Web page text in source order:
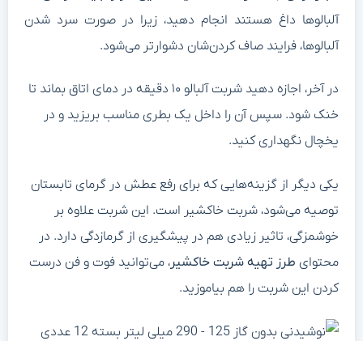
آلبالوها داغ هستند انجام دهید، زیرا در صورت سرد شدن
آلبالوها، فرایند صاف کردن‌شان دشوارتر می‌شود.
در آخر، اجازه دهید شربت آلبالو ۱۰ دقیقه در دمای اتاق بماند تا
خنک شود. سپس آن را داخل یک بطری مناسب بریزید و در
یخچال نگهداری کنید.
یکی دیگر از گزینه‌هایی که برای رفع عطش در گرمای تابستان
توصیه می‌شود، شربت خاکشیر است. این شربت علاوه بر
خوشمزگی، تاثیر زیادی هم در پیشگیری از گرمازدگی دارد. در
محتوایطرز تهیه شربت خاکشیر، می‌توانید فوت و فن درست
کردن این شربت را هم بیاموزید.